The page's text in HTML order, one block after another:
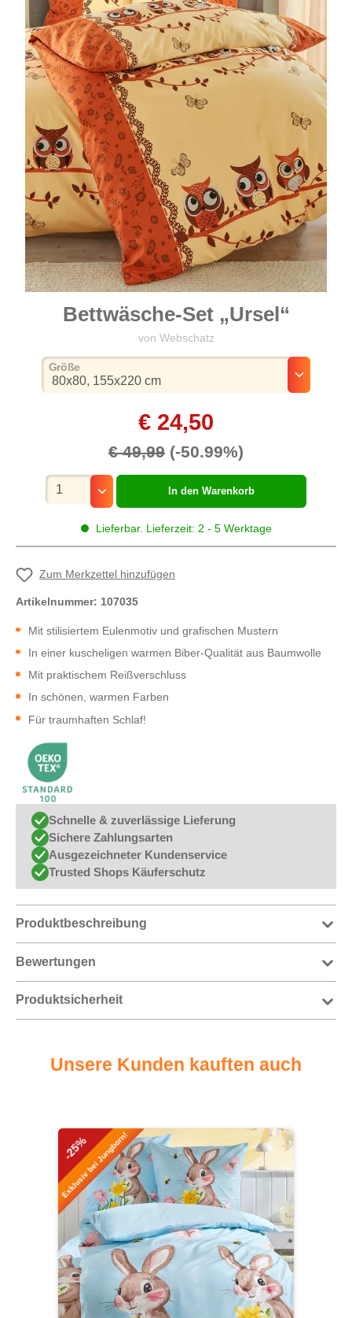
Bettwäsche-Set „Ursel“
von Webschatz
€ 24,50
€ 49,99 (-50.99%)
Lieferbar. Lieferzeit: 2 - 5 Werktage
Größeauswählen
Mengenauswahl
In den Warenkorb
Zum Merkzettel hinzufügen
Artikelnummer: 107035
Mit stilisiertem Eulenmotiv und grafischen Mustern
In einer kuscheligen warmen Biber-Qualität aus Baumwolle
Mit praktischem Reißverschluss
In schönen, warmen Farben
Für traumhaften Schlaf!
Schnelle & zuverlässige Lieferung
Sichere Zahlungsarten
Ausgezeichneter Kundenservice
Trusted Shops Käuferschutz
Produktbeschreibung
Bewertungen
Produktsicherheit
Unsere Kunden kauften auch
Produktgalerie überspringen
-25%
Exklusiv bei Jungborn!